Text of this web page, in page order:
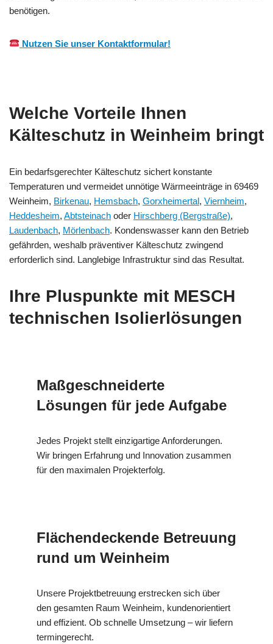
benötigen.
Nutzen Sie unser Kontaktformular!
Welche Vorteile Ihnen
Kälteschutz in Weinheim bringt
Ein bedarfsgerechter Kälteschutz sichert konstante
Temperaturen und vermeidet unnötige Wärmeeinträge in 69469
Weinheim, Birkenau, Hemsbach, Gorxheimertal, Viernheim,
Heddesheim, Abtsteinach oder Hirschberg (Bergstraße),
Laudenbach, Mörlenbach. Kondenswasser kann den Betrieb
gefährden, weshalb präventiver Kälteschutz zwingend
erforderlich sind. Langlebige Infrastruktur sind das Resultat.
Ihre Pluspunkte mit MESCH
technischen Isolierlösungen
Maßgeschneiderte
Lösungen für jede Aufgabe
Jedes Projekt stellt einzigartige Anforderungen.
Wir bringen Erfahrung und Innovation zusammen
für den maximalen Projekterfolg.
Flächendeckende Betreuung
rund um Weinheim
Unsere Projektbetreuung erstrecken sich über
den gesamten Raum Weinheim, kundenorientiert
und effizient. Ob schnelle Umsetzung – wir liefern
termingerecht.